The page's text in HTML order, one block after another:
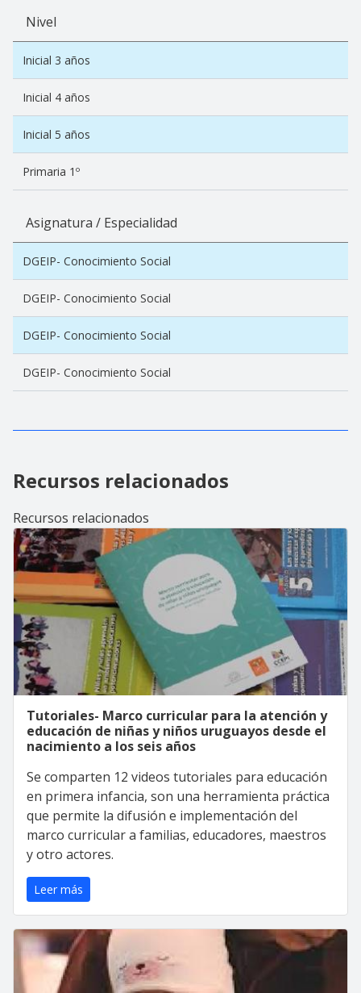
Nivel
Inicial 3 años
Inicial 4 años
Inicial 5 años
Primaria 1º
Asignatura / Especialidad
DGEIP- Conocimiento Social
DGEIP- Conocimiento Social
DGEIP- Conocimiento Social
DGEIP- Conocimiento Social
Recursos relacionados
Recursos relacionados
Tutoriales- Marco curricular para la atención y
educación de niñas y niños uruguayos desde el
nacimiento a los seis años
Se comparten 12 videos tutoriales para educación
en primera infancia, son una herramienta práctica
que permite la difusión e implementación del
marco curricular a familias, educadores, maestros
y otro actores.
Leer más